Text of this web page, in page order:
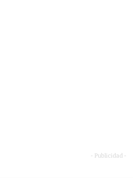
- Publicidad -